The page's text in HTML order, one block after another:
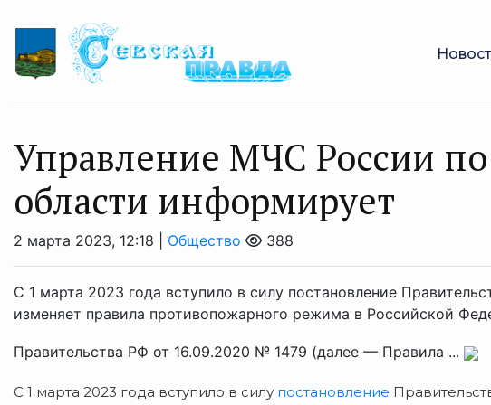
Управление МЧС России
области информирует
2 марта 2023, 12:18 | Общество 388
С 1 марта 2023 года вступило в силу постановление
изменяет правила противопожарного режима в Российской
Правительства РФ от 16.09.2020 № 1479 (далее — Правила ...
С 1 марта 2023 года вступило в силу постановление